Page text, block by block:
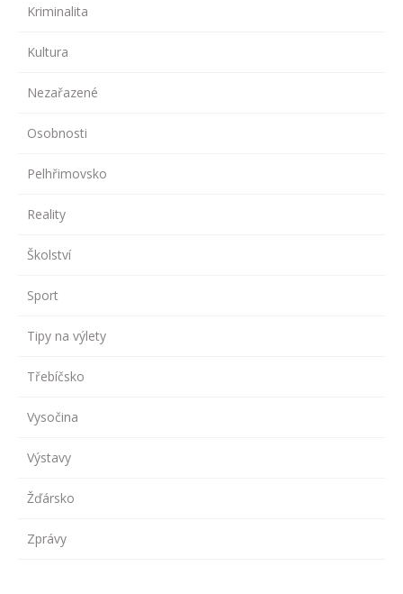
Kriminalita
Kultura
Nezařazené
Osobnosti
Pelhřimovsko
Reality
Školství
Sport
Tipy na výlety
Třebíčsko
Vysočina
Výstavy
Žďársko
Zprávy